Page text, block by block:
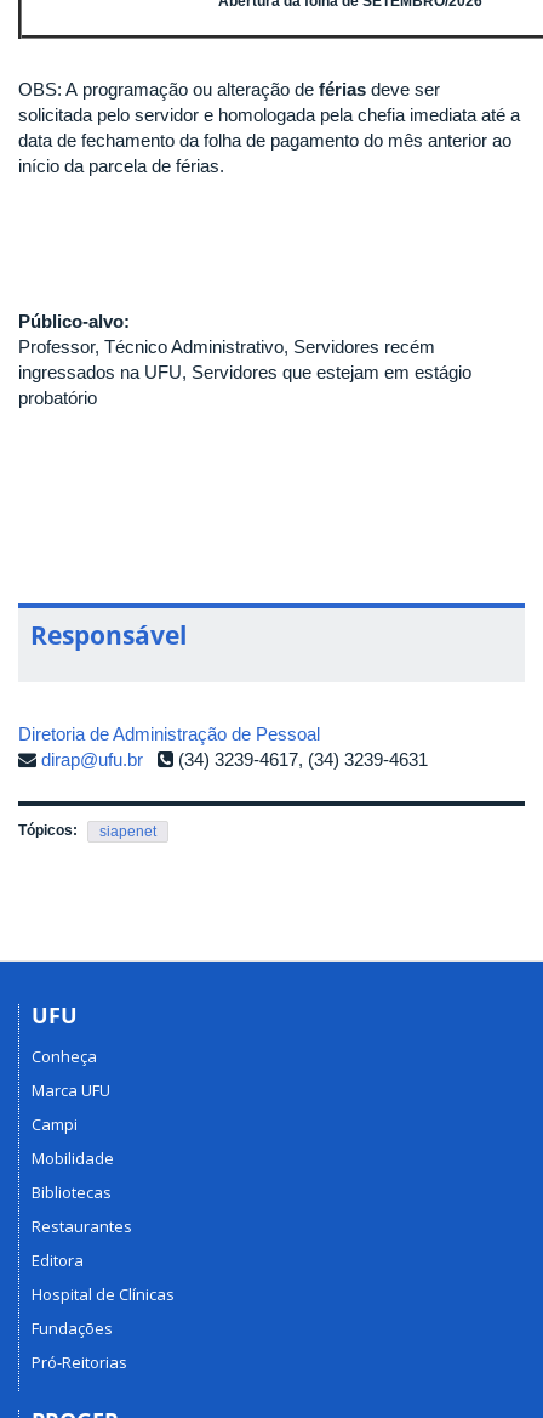
OBS: A programação ou alteração de férias deve ser
solicitada pelo servidor e homologada pela chefia imediata até a
data de fechamento da folha de pagamento do mês anterior ao
início da parcela de férias.
Público-alvo:
Professor, Técnico Administrativo, Servidores recém
ingressados na UFU, Servidores que estejam em estágio
probatório
Responsável
Diretoria de Administração de Pessoal
dirap@ufu.br
(34) 3239-4617, (34) 3239-4631
Tópicos: siapenet
UFU
Conheça
Marca UFU
Campi
Mobilidade
Bibliotecas
Restaurantes
Editora
Hospital de Clínicas
Fundações
Pró-Reitorias